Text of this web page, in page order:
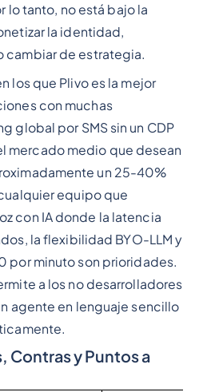
lo tanto, no está bajo la
la identidad,
cambiar de estrategia.
los que Plivo es la mejor
con muchas
global por SMS sin un CDP
mercado medio que desean
un 25-40%
equipo que
con IA donde la latencia
la flexibilidad BYO-LLM y
por minuto son prioridades.
a los no desarrolladores
agente en lenguaje sencillo
Contras y Puntos a